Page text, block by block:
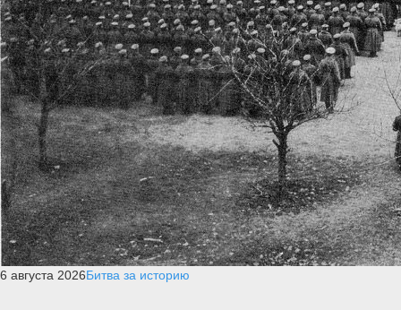
6 августа 2026Битва за историю